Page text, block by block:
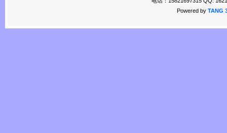
Powered by TANG